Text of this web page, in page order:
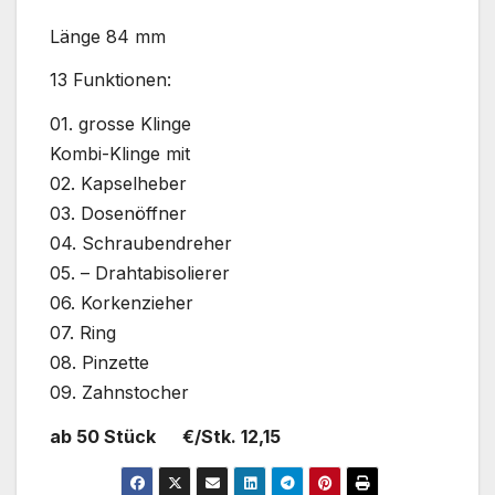
Länge 84 mm
13 Funktionen:
01. grosse Klinge
Kombi-Klinge mit
02. Kapselheber
03. Dosenöffner
04. Schraubendreher
05. – Drahtabisolierer
06. Korkenzieher
07. Ring
08. Pinzette
09. Zahnstocher
ab 50 Stück €/Stk. 12,15